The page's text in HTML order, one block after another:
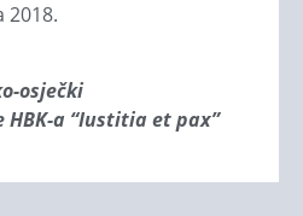
2018.
osječki
a “Iustitia et pax”